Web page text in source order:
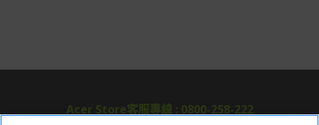
Acer Store客服專線 : 0800-258-222